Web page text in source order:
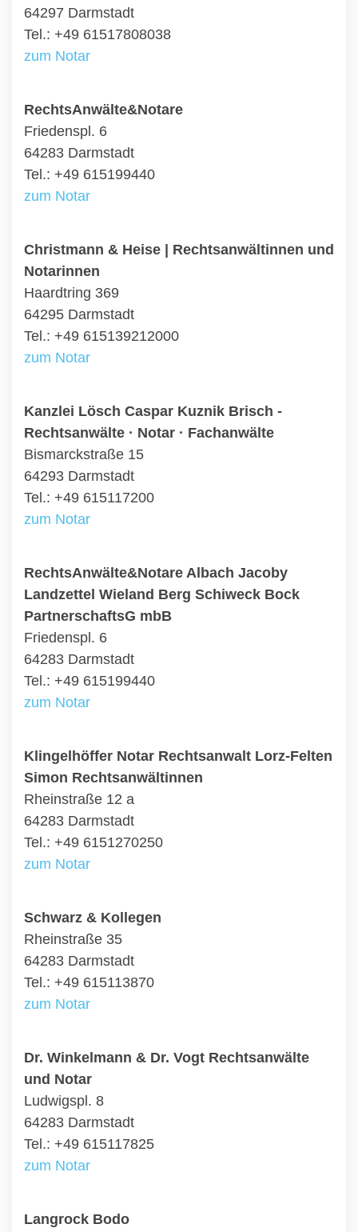
64297 Darmstadt
Tel.: +49 61517808038
zum Notar
RechtsAnwälte&Notare
Friedenspl. 6
64283 Darmstadt
Tel.: +49 615199440
zum Notar
Christmann & Heise | Rechtsanwältinnen und
Notarinnen
Haardtring 369
64295 Darmstadt
Tel.: +49 615139212000
zum Notar
Kanzlei Lösch Caspar Kuznik Brisch -
Rechtsanwälte · Notar · Fachanwälte
Bismarckstraße 15
64293 Darmstadt
Tel.: +49 615117200
zum Notar
RechtsAnwälte&Notare Albach Jacoby
Landzettel Wieland Berg Schiweck Bock
PartnerschaftsG mbB
Friedenspl. 6
64283 Darmstadt
Tel.: +49 615199440
zum Notar
Klingelhöffer Notar Rechtsanwalt Lorz-Felten
Simon Rechtsanwältinnen
Rheinstraße 12 a
64283 Darmstadt
Tel.: +49 6151270250
zum Notar
Schwarz & Kollegen
Rheinstraße 35
64283 Darmstadt
Tel.: +49 615113870
zum Notar
Dr. Winkelmann & Dr. Vogt Rechtsanwälte
und Notar
Ludwigspl. 8
64283 Darmstadt
Tel.: +49 615117825
zum Notar
Langrock Bodo